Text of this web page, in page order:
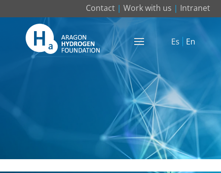
Contact| Work with us | Intranet
Es En